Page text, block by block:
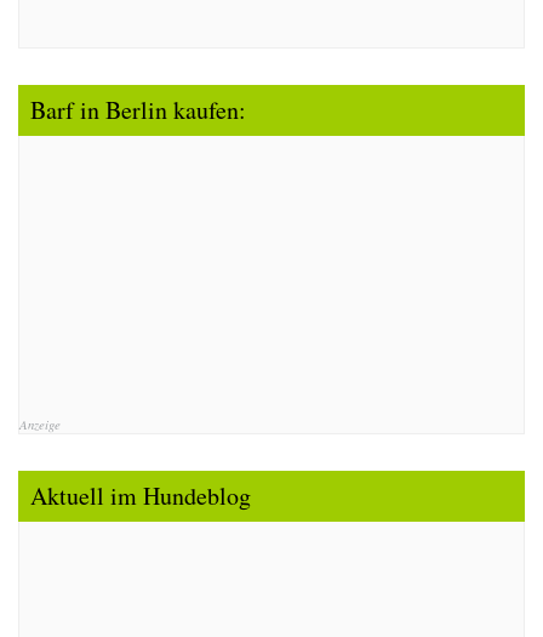
Barf in Berlin kaufen:
Anzeige
Aktuell im Hundeblog